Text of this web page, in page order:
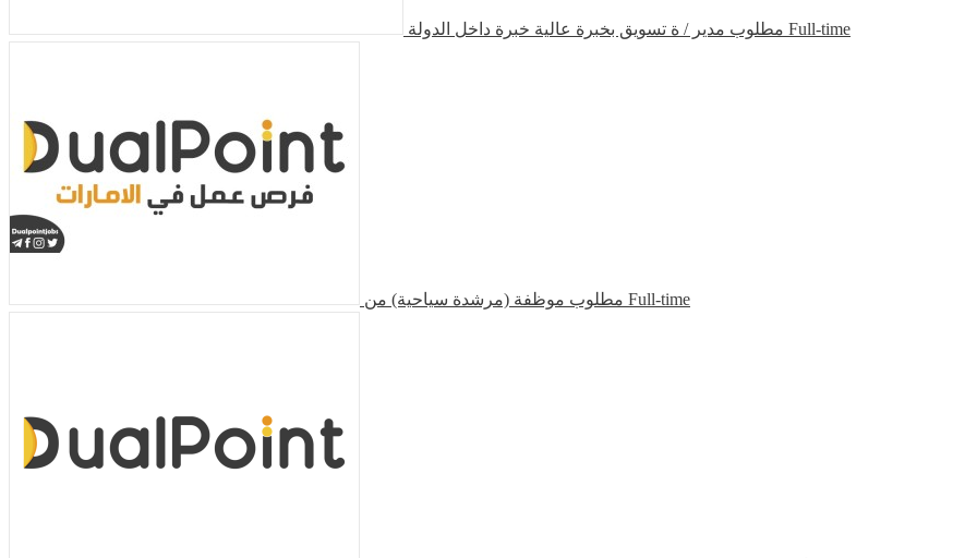
مطلوب مدير / ة تسويق بخبرة عالية خبرة داخل الدولة Full-time
مطلوب موظفة (مرشدة سياحية) من Full-time